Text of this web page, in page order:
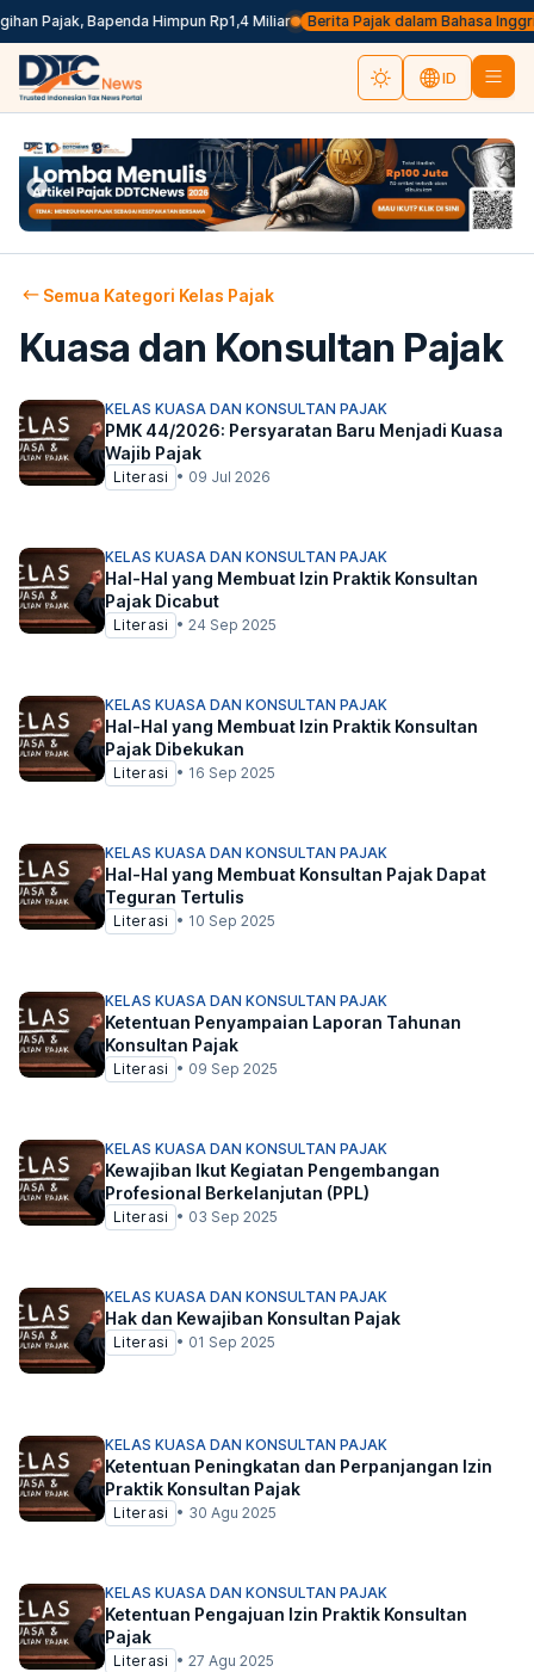
Pajak, Bapenda Himpun Rp1,4 Miliar Berita Pajak dalam Bahasa
ID
Semua Kategori Kelas Pajak
Kuasa dan Konsultan Pajak
KELAS KUASA DAN KONSULTAN PAJAK
PMK 44/2026: Persyaratan Baru Menjadi Kuasa
Wajib Pajak
Literasi • 09 Jul 2026
KELAS KUASA DAN KONSULTAN PAJAK
Hal-Hal yang Membuat Izin Praktik Konsultan
Pajak Dicabut
Literasi • 24 Sep 2025
KELAS KUASA DAN KONSULTAN PAJAK
Hal-Hal yang Membuat Izin Praktik Konsultan
Pajak Dibekukan
Literasi • 16 Sep 2025
KELAS KUASA DAN KONSULTAN PAJAK
Hal-Hal yang Membuat Konsultan Pajak Dapat
Teguran Tertulis
Literasi • 10 Sep 2025
KELAS KUASA DAN KONSULTAN PAJAK
Ketentuan Penyampaian Laporan Tahunan
Konsultan Pajak
Literasi • 09 Sep 2025
KELAS KUASA DAN KONSULTAN PAJAK
Kewajiban Ikut Kegiatan Pengembangan
Profesional Berkelanjutan (PPL)
Literasi • 03 Sep 2025
KELAS KUASA DAN KONSULTAN PAJAK
Hak dan Kewajiban Konsultan Pajak
Literasi • 01 Sep 2025
KELAS KUASA DAN KONSULTAN PAJAK
Ketentuan Peningkatan dan Perpanjangan Izin
Praktik Konsultan Pajak
Literasi • 30 Agu 2025
KELAS KUASA DAN KONSULTAN PAJAK
Ketentuan Pengajuan Izin Praktik Konsultan
Pajak
Literasi • 27 Agu 2025